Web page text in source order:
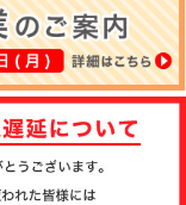
お買
い得
セッ
ト
スタ
ンプ
その
他